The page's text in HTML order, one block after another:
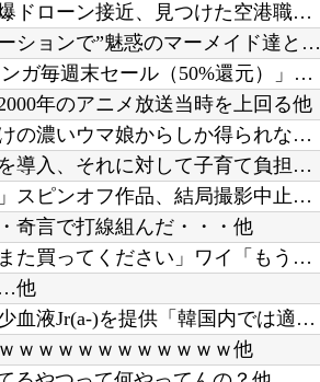
ドイツ空港のウクライナ輸送機に自爆ドローン接近、見つけた空港職員が蹴り落とす…高性能プラス...
西川貴教アニキ、ミュージックステーションで”魅惑のマーメイド達と限界突破”してしまうｗｗｗ...
AmazonのアツさMax！心も踊る「マンガ毎週末セール（50%還元）」2日目襲来！他
年のアニメ放送当時を上回る他
【ウマ娘】海外の絵師が描いた味付けの濃いウマ娘からしか得られない栄養素はある他
文科省が女性専用の研究者支援制度を導入、それに対して子育て負担に苦しむ若手男性研究者は……...
【悲報】佐藤二朗さん主演の「踊る」スピンオフ作品、結局撮影中止が決定wwwwwwwwwww...
奇言で打線組んだ・・・他
スーパーワイ「ハム忘れた」店員「また買ってください」ワイ「もう買っただろ」 →正論言ったの...
…他
【速報】日本赤十字社、韓国に超希少血液Jr(a-)を提供「韓国内では適合する血液を確保でき...
ｗｗｗｗｗｗｗｗｗｗ他